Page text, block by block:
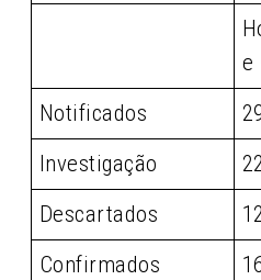
e
Notificados
Investigação
Descartados
Confirmados